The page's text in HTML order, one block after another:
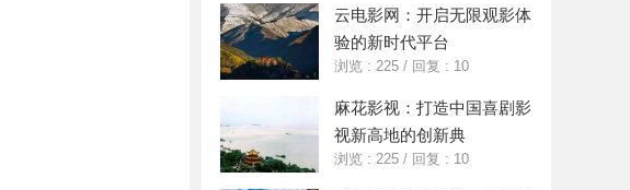
云电影网：开启无限观影体
验的新时代平台
浏览 : 225 / 回复 : 10
麻花影视：打造中国喜剧影
视新高地的创新典
浏览 : 225 / 回复 : 10